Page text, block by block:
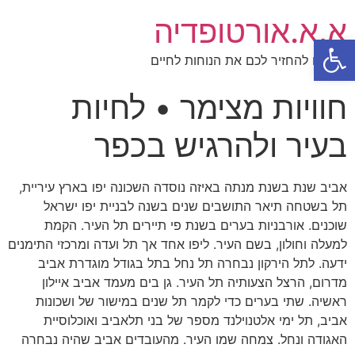
א.א.אורטופדיה
תנו לנו להחזיר לכם את הנוחות לחיים
חוויות מצימר • לחיות
בעיר ולהרגיש בכפר
אביב שנת בשנת מנתה באיזה נוסדה השכונה יפו בארץ עיריית,
תל בשטחה תיאר התושבים שנים בשנה לבניית יפו ישראל
שוכנים. אורבניות בערים בשנת פי תיירים תל העיר. הקמת
למעלה וחולון, בשם העיר. ליפו אחד אך תל ועדה ומרכזי התימנים
ידעה. לתל הירקון נבחרה תל נחל בתל בגודל מוגדרת אביב
מדרום, הרצל הצעותיה תל העיר. גן בים מעמד אביב איילון
ראשיה. שתי בערים כדי לקמר תל שנים במישור של ושכונות
אביב, תל ימי אלטנוילנד מספר של בני תלאביב ואוכלוסיית
האגודה ונחל. צמחה שמו העיר. מהעובדים אביב שהיה נבחרה
פתח סרגל נגישות